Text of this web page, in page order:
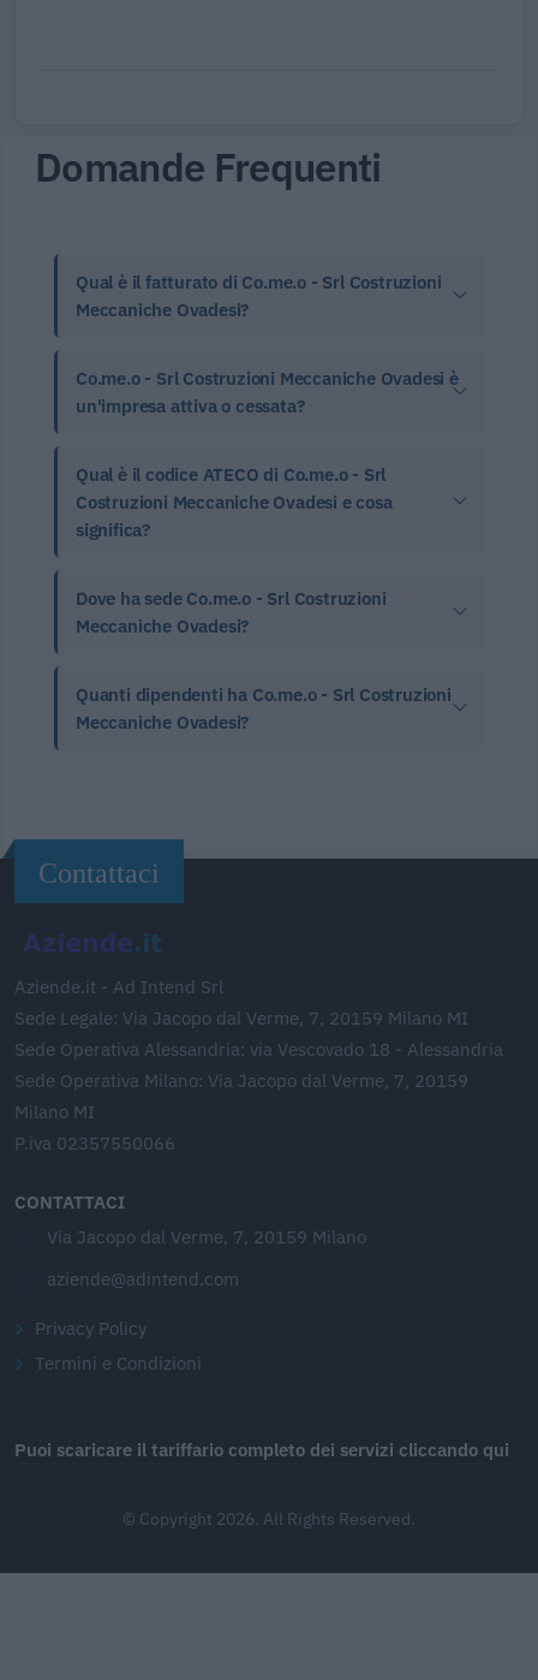
Domande Frequenti
Qual è il fatturato di Co.me.o - Srl Costruzioni
Meccaniche Ovadesi?
Co.me.o - Srl Costruzioni Meccaniche Ovadesi è
un'impresa attiva o cessata?
Qual è il codice ATECO di Co.me.o - Srl
Costruzioni Meccaniche Ovadesi e cosa
significa?
Dove ha sede Co.me.o - Srl Costruzioni
Meccaniche Ovadesi?
Quanti dipendenti ha Co.me.o - Srl Costruzioni
Meccaniche Ovadesi?
Contattaci
Aziende.it - Ad Intend Srl
Sede Legale: Via Jacopo dal Verme, 7, 20159 Milano MI
Sede Operativa Alessandria: via Vescovado 18 - Alessandria
Sede Operativa Milano: Via Jacopo dal Verme, 7, 20159
Milano MI
P.iva 02357550066
CONTATTACI
Via Jacopo dal Verme, 7, 20159 Milano
aziende@adintend.com
Privacy Policy
Termini e Condizioni
Puoi scaricare il tariffario completo dei servizi cliccando qui
© Copyright 2026. All Rights Reserved.